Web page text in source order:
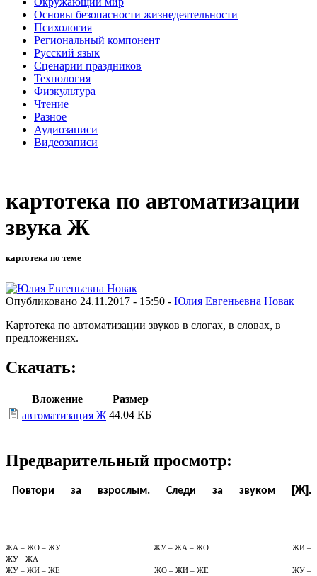
Основы безопасности жизнедеятельности
Психология
Региональный компонент
Русский язык
Сценарии праздников
Технология
Физкультура
Чтение
Разное
Аудиозаписи
Видеозаписи
картотека по автоматизации
звука Ж
картотека по теме
Опубликовано 24.11.2017 - 15:50 - Юлия Евгеньевна Новак
Картотека по автоматизации звуков в слогах, в словах, в
предложениях.
Скачать:
Вложение
Размер
автоматизация Ж 44.04 КБ
Предварительный просмотр:
Повтори за взрослым. Следи за звуком [Ж].
ЖА – ЖО – ЖУ ЖУ – ЖА – ЖО ЖИ –
ЖУ - ЖА
ЖУ – ЖИ – ЖЕ ЖО – ЖИ – ЖЕ ЖУ –